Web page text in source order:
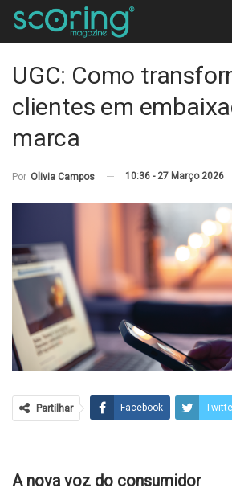
UGC: Como
clientes em
marca
Por Olivia Campos 10:36 - 27 Março 2026
Partilhar Facebook
A nova voz do consumidor